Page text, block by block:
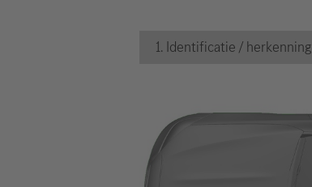
1. Identificatie / herkenning